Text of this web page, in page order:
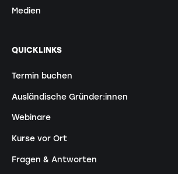
Medien
QUICKLINKS
Termin buchen
Ausländische Gründer:innen
Webinare
Kurse vor Ort
Fragen & Antworten